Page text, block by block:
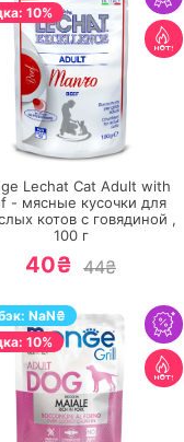
10%
ПЕРЕЙТИ
Lechat Cat Adult with
- мясные кусочки для
котов с говядиной ,
100г
40₴ 44₴
NaN₴
10%